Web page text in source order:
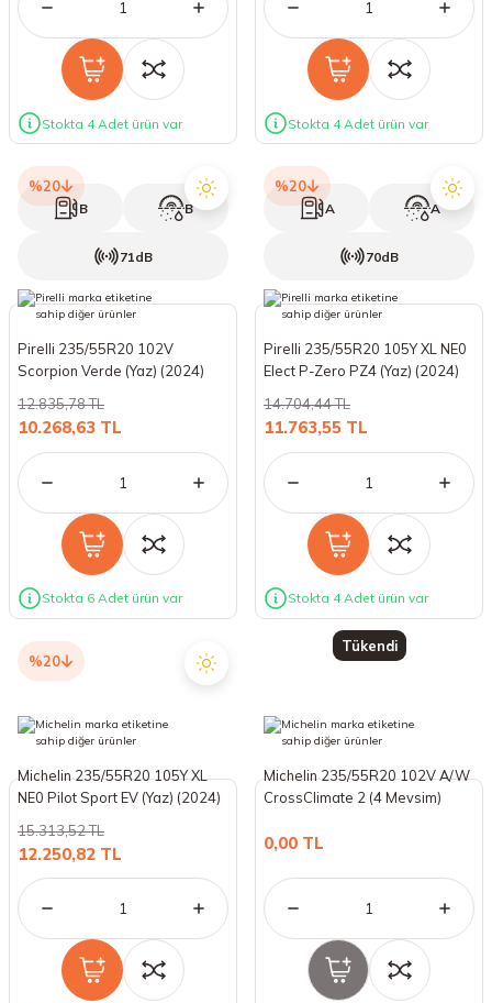
Stokta 4 Adet ürün var Stokta 4 Adet ürün var
%20
B B
71dB
Pirelli 235/55R20 102V
Scorpion Verde (Yaz) (2024)
10.268,63 TL
12.835,78 TL
Stokta 6 Adet ürün var
%20
A A
70dB
Pirelli 235/55R20 105Y XL NE0
Elect P-Zero PZ4 (Yaz) (2024)
11.763,55 TL
14.704,44 TL
Stokta 4 Adet ürün var
%20
Michelin 235/55R20 105Y XL
NE0 Pilot Sport EV (Yaz) (2024)
12.250,82 TL
15.313,52 TL
Tükendi
Michelin 235/55R20 102V A/W
CrossClimate 2 (4 Mevsim)
0,00 TL